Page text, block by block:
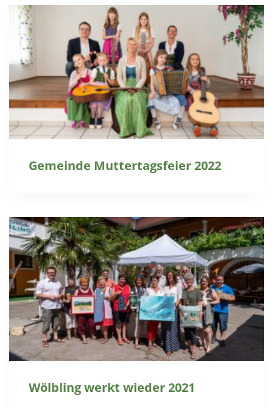
Gemeinde Muttertagsfeier 2022
Wölbling werkt wieder 2021